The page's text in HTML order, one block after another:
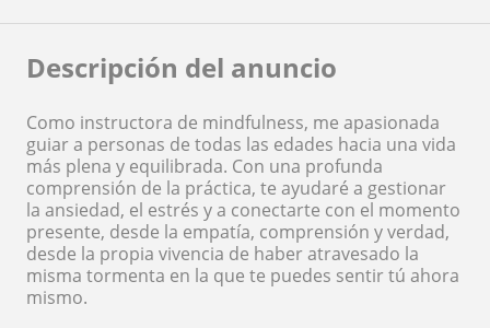
Descripción del anuncio
Como instructora de mindfulness, me apasionada
guiar a personas de todas las edades hacia una vida
más plena y equilibrada. Con una profunda
comprensión de la práctica, te ayudaré a gestionar
la ansiedad, el estrés y a conectarte con el momento
presente, desde la empatía, comprensión y verdad,
desde la propia vivencia de haber atravesado la
misma tormenta en la que te puedes sentir tú ahora
mismo.